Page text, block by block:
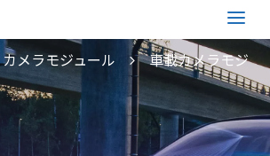
カメラモジュール
車載カメラモジ